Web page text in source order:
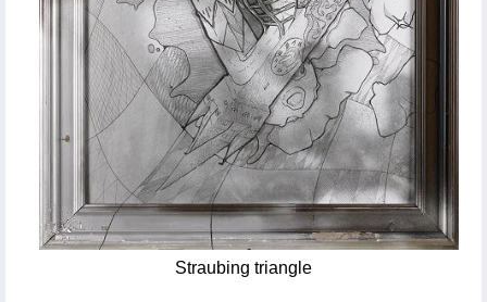
Straubing triangle